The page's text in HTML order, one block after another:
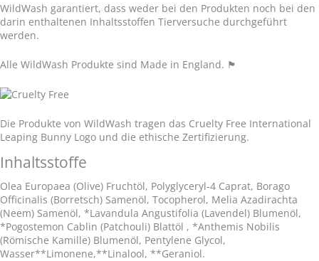
WildWash garantiert, dass weder bei den Produkten noch bei den
darin enthaltenen Inhaltsstoffen Tierversuche durchgeführt
werden.
Alle WildWash Produkte sind Made in England. 🏴󠁧󠁢󠁥󠁮󠁧󠁿
Die Produkte von WildWash tragen das Cruelty Free International
Leaping Bunny Logo und die ethische Zertifizierung.
Inhaltsstoffe
Olea Europaea (Olive) Fruchtöl, Polyglyceryl-4 Caprat, Borago
Officinalis (Borretsch) Samenöl, Tocopherol, Melia Azadirachta
(Neem) Samenöl, *Lavandula Angustifolia (Lavendel) Blumenöl,
*Pogostemon Cablin (Patchouli) Blattöl , *Anthemis Nobilis
(Römische Kamille) Blumenöl, Pentylene Glycol,
Wasser**Limonene,**Linalool, **Geraniol.